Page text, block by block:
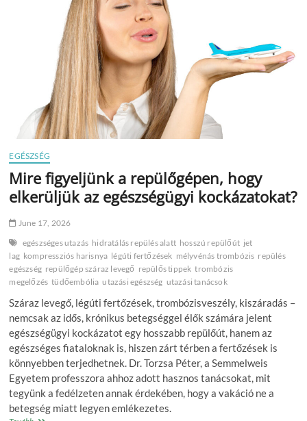
EGÉSZSÉG
Mire figyeljünk a repülőgépen, hogy
elkerüljük az egészségügyi kockázatokat?
June 17, 2026
egészséges utazás hidratálás repülés alatt hosszú repülőút jet
lag kompressziós harisnya légúti fertőzések mélyvénás trombózis repülés
egészség repülőgép száraz levegő repülős tippek trombózis
megelőzés tüdőembólia utazási egészség utazási tanácsok
Száraz levegő, légúti fertőzések, trombózisveszély, kiszáradás –
nemcsak az idős, krónikus betegséggel élők számára jelent
egészségügyi kockázatot egy hosszabb repülőút, hanem az
egészséges fiataloknak is, hiszen zárt térben a fertőzések is
könnyebben terjedhetnek. Dr. Torzsa Péter, a Semmelweis
Egyetem professzora ahhoz adott hasznos tanácsokat, mit
tegyünk a fedélzeten annak érdekében, hogy a vakáció ne a
betegség miatt legyen emlékezetes.